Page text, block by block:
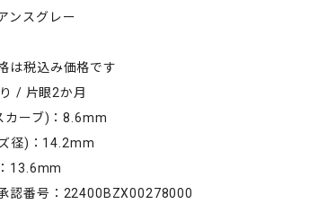
ンスグレー
は税込み価格です
/ 片眼2か月
カーブ)：8.6mm
径)：14.2mm
13.6mm
認番号：22400BZX00278000